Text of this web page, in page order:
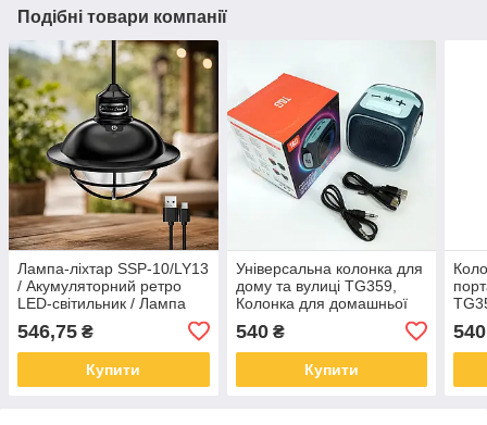
Подібні товари компанії
Лампа-ліхтар SSP-10/LY13
/ Акумуляторний ретро
LED-світильник / Лампа
зарядкою
546,75 ₴
Купити
Універсальна колонка для
дому та вулиці TG359,
Колонка для домашньої
вечірки Блютуз пляжу CV-
71
540₴
Купити
540